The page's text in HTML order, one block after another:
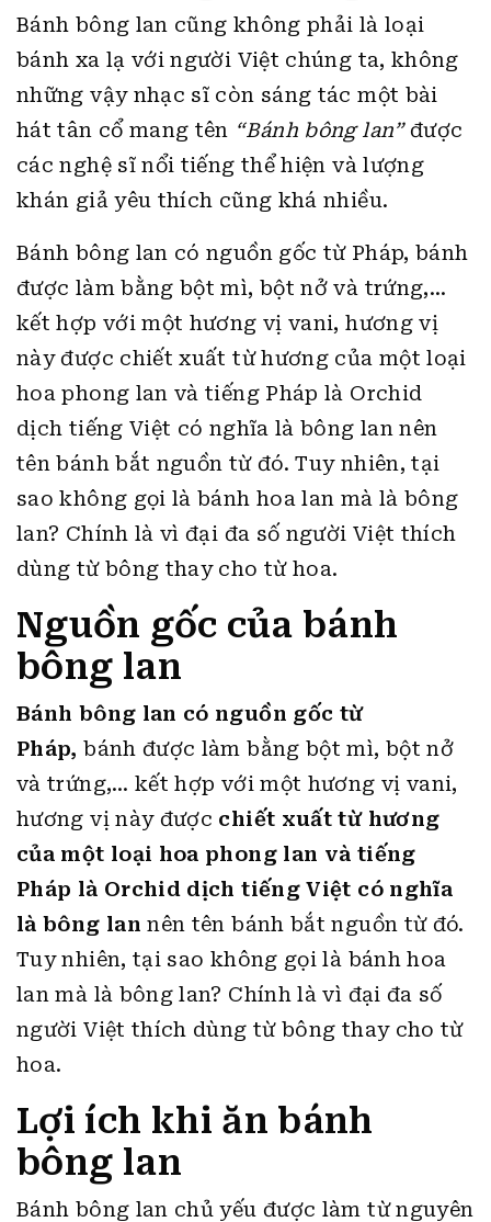
Bánh bông lan cũng không phải là loại
bánh xa lạ với người Việt chúng ta, không
những vậy nhạc sĩ còn sáng tác một bài
hát tân cổ mang tên “Bánh bông lan”được
các nghệ sĩ nổi tiếng thể hiện và lượng
khán giả yêu thích cũng khá nhiều.
Bánh bông lan có nguồn gốc từ Pháp, bánh
được làm bằng bột mì, bột nở và trứng,…
kết hợp với một hương vị vani, hương vị
này được chiết xuất từ hương của một loại
hoa phong lan và tiếng Pháp là Orchid
dịch tiếng Việt có nghĩa là bông lan nên
tên bánh bắt nguồn từ đó. Tuy nhiên, tại
sao không gọi là bánh hoa lan mà là bông
lan? Chính là vì đại đa số người Việt thích
dùng từ bông thay cho từ hoa.
Nguồn gốc của bánh
bông lan
Bánh bông lan có nguồn gốc từ
Pháp, bánh được làm bằng bột mì, bột nở
và trứng,… kết hợp với một hương vị vani,
hương vị này được chiết xuất từ hương
của một loại hoa phong lan và tiếng
Pháp là Orchid dịch tiếng Việt có nghĩa
là bông lan nên tên bánh bắt nguồn từ đó.
Tuy nhiên, tại sao không gọi là bánh hoa
lan mà là bông lan? Chính là vì đại đa số
người Việt thích dùng từ bông thay cho từ
hoa.
Lợi ích khi ăn bánh
bông lan
Bánh bông lan chủ yếu được làm từ nguyên